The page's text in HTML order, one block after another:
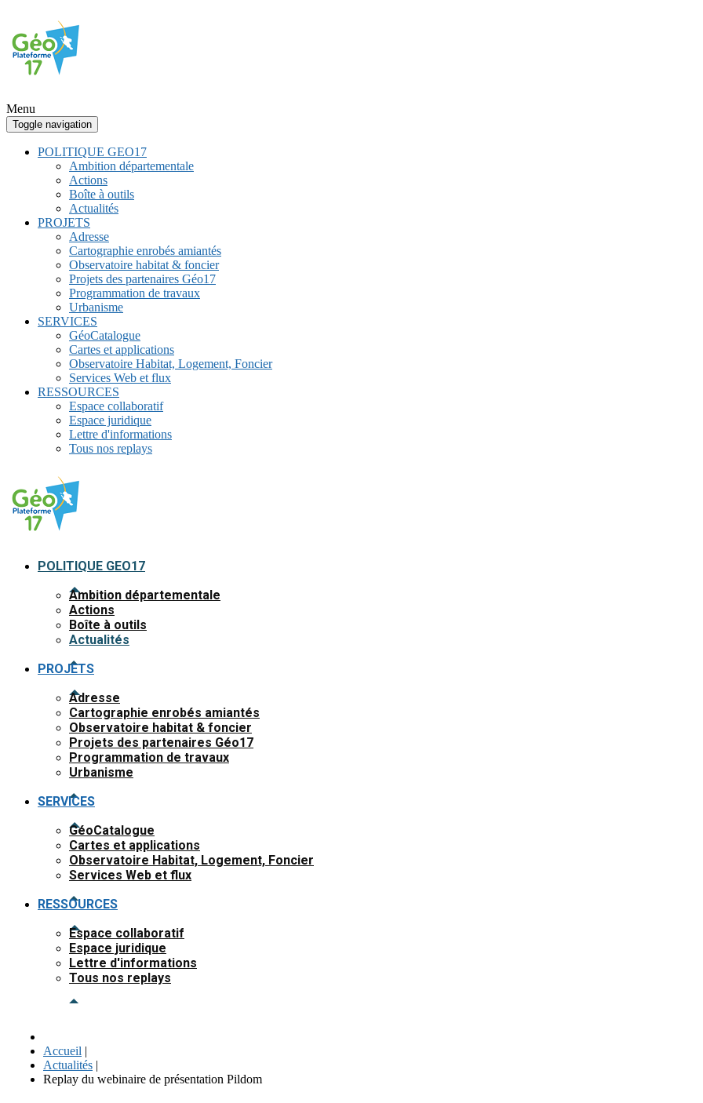
Menu
Toggle navigation
POLITIQUE GEO17
Ambition départementale
Actions
Boîte à outils
Actualités
PROJETS
Adresse
Cartographie enrobés amiantés
Observatoire habitat & foncier
Projets des partenaires Géo17
Programmation de travaux
Urbanisme
SERVICES
GéoCatalogue
Cartes et applications
Observatoire Habitat, Logement, Foncier
Services Web et flux
RESSOURCES
Espace collaboratif
Espace juridique
Lettre d'informations
Tous nos replays
POLITIQUE GEO17
Ambition départementale
Actions
Boîte à outils
Actualités
PROJETS
Adresse
Cartographie enrobés amiantés
Observatoire habitat & foncier
Projets des partenaires Géo17
Programmation de travaux
Urbanisme
SERVICES
GéoCatalogue
Cartes et applications
Observatoire Habitat, Logement, Foncier
Services Web et flux
RESSOURCES
Espace collaboratif
Espace juridique
Lettre d'informations
Tous nos replays
Accueil |
Actualités |
Replay du webinaire de présentation Pildom